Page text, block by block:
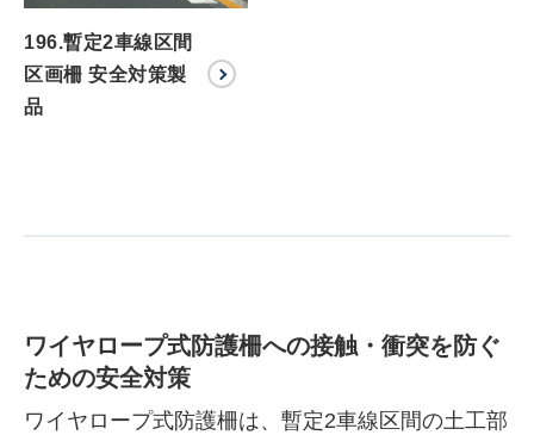
196.暫定2車線区間
区画柵 安全対策製
品
ワイヤロープ式防護柵への接触・衝突を防ぐ
ための安全対策
ワイヤロープ式防護柵は、暫定2車線区間の土工部